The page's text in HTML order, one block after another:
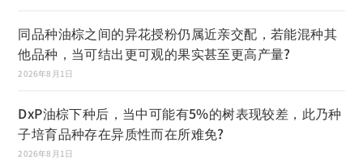
同品种油棕之间的异花授粉仍属近亲交配，若能混种其
他品种，当可结出更可观的果实甚至更高产量?
2026年8月1日
DxP油棕下种后，当中可能有5%的树表现较差，此乃种
子培育品种存在异质性而在所难免?
2026年8月1日